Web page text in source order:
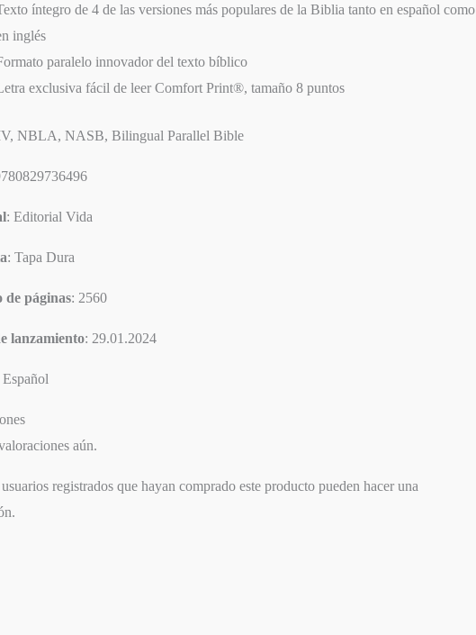
íntegro de 4 de las versiones más populares de la Biblia tanto en español como
inglés
paralelo innovador del texto bíblico
exclusiva fácil de leer Comfort Print®, tamaño 8 puntos
NBLA, NASB, Bilingual Parallel Bible
: Editorial Vida
: Tapa Dura
de páginas: 2560
lanzamiento: 29.01.2024
Español
aún.
registrados que hayan comprado este producto pueden hacer una